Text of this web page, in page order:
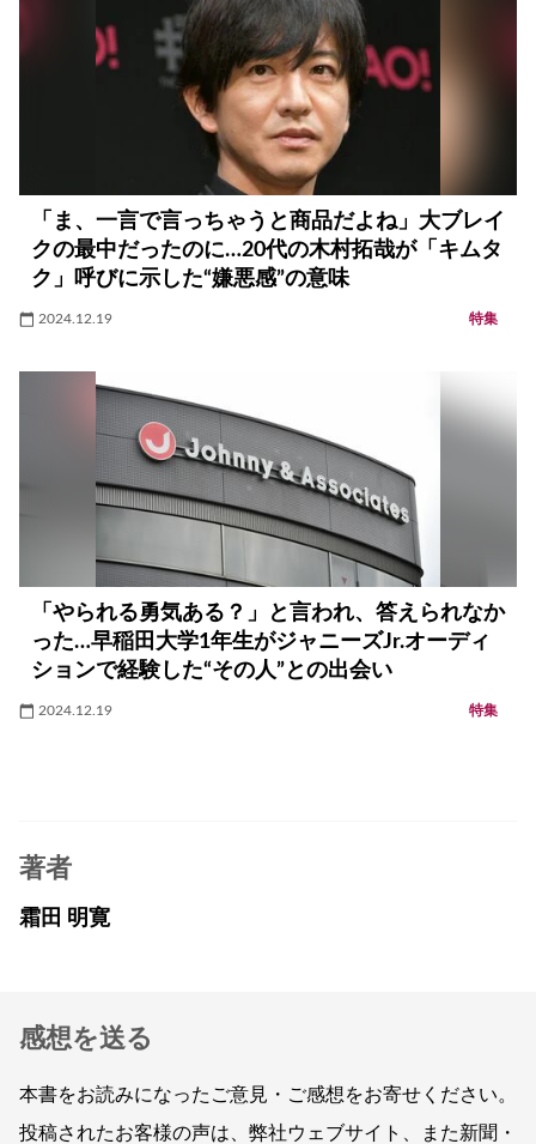
「ま、一言で言っちゃうと商品だよね」大ブレイ
クの最中だったのに…20代の木村拓哉が「キムタ
ク」呼びに示した“嫌悪感”の意味
2024.12.19 特集
「やられる勇気ある？」と言われ、答えられなか
った…早稲田大学1年生がジャニーズJr.オーディ
ションで経験した“その人”との出会い
2024.12.19 特集
著者
霜田 明寛
感想を送る
本書をお読みになったご意見・ご感想をお寄せください。
投稿されたお客様の声は、弊社ウェブサイト、また新聞・